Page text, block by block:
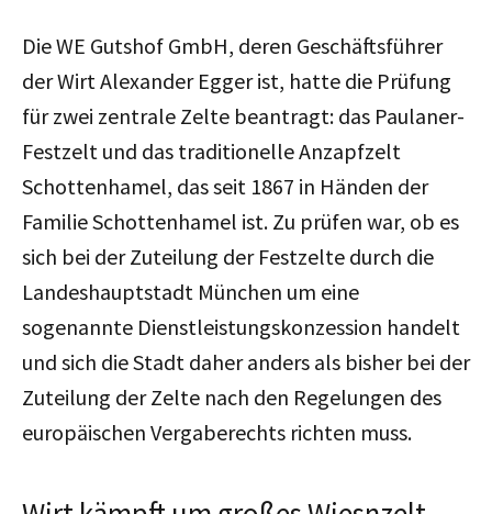
Die WE Gutshof GmbH, deren Geschäftsführer
der Wirt Alexander Egger ist, hatte die Prüfung
für zwei zentrale Zelte beantragt: das Paulaner-
Festzelt und das traditionelle Anzapfzelt
Schottenhamel, das seit 1867 in Händen der
Familie Schottenhamel ist. Zu prüfen war, ob es
sich bei der Zuteilung der Festzelte durch die
Landeshauptstadt München um eine
sogenannte Dienstleistungskonzession handelt
und sich die Stadt daher anders als bisher bei der
Zuteilung der Zelte nach den Regelungen des
europäischen Vergaberechts richten muss.